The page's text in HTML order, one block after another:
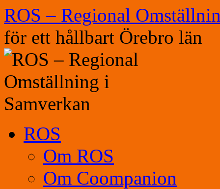
Hoppa
till
innehåll
ROS – Regional
för ett hållbart Örebro län
ROS
Om ROS
Om Coompanion